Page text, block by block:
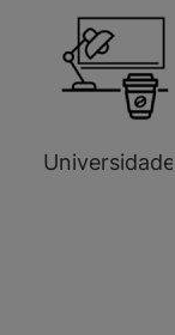
Universidades